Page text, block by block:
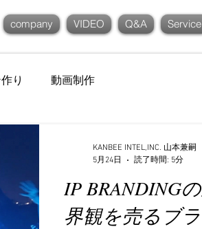
company VIDEO Q&A Service
り 動画制作
IP BRANDING
界観を売るブ
KANBEE INTEL,INC. 山本兼嗣
5月24日
読了時間: 5分